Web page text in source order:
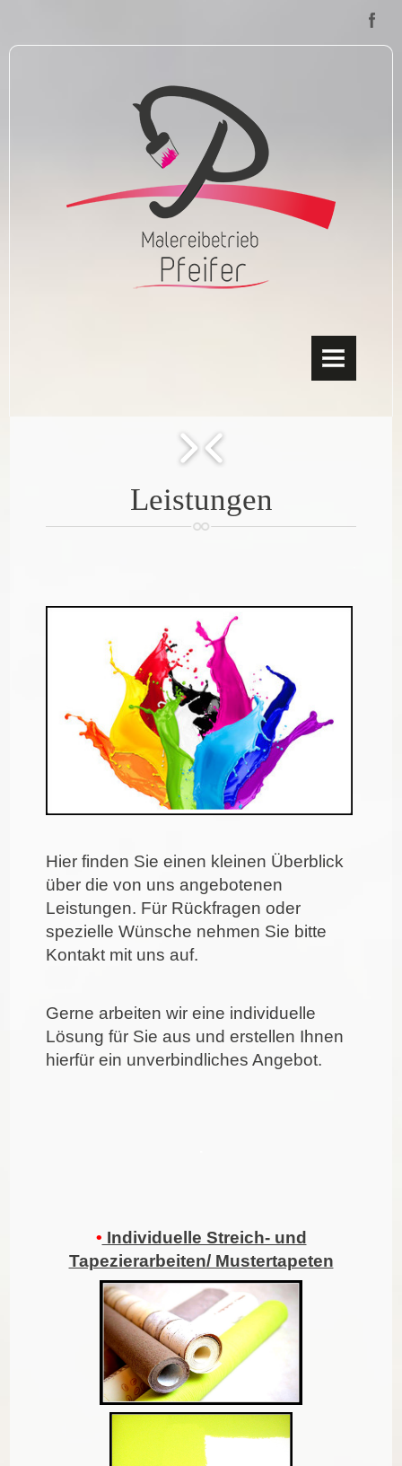
PARTNER
Leistungen
Hier finden Sie einen kleinen Überblick
über die von uns angebotenen
Leistungen. Für Rückfragen oder
spezielle Wünsche nehmen Sie bitte
Kontakt mit uns auf.
Gerne arbeiten wir eine individuelle
Lösung für Sie aus und erstellen Ihnen
hierfür ein unverbindliches Angebot.
• Individuelle Streich- und
Tapezierarbeiten/ Mustertapeten